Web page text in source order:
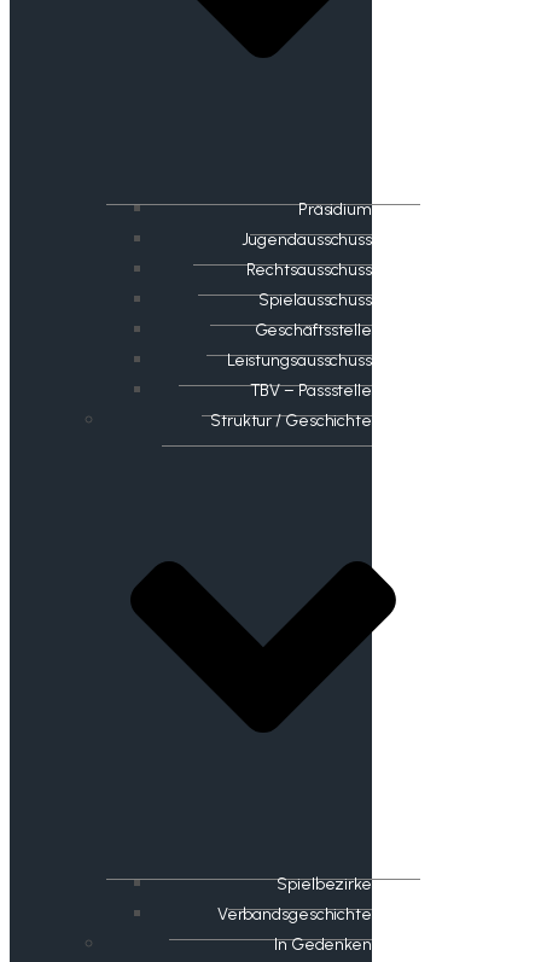
Präsidium
Jugendausschuss
Rechtsausschuss
Spielausschuss
Geschäftsstelle
Leistungsausschuss
TBV – Passstelle
Struktur / Geschichte
Spielbezirke
Verbandsgeschichte
In Gedenken